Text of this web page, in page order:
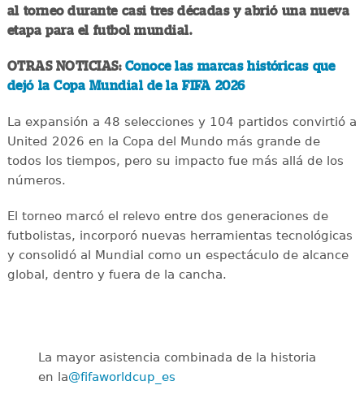
al torneo durante casi tres décadas y abrió una nueva
etapa para el futbol mundial.
OTRAS NOTICIAS: Conoce las marcas históricas que
dejó la Copa Mundial de la FIFA 2026
La expansión a 48 selecciones y 104 partidos convirtió a
United 2026 en la Copa del Mundo más grande de
todos los tiempos, pero su impacto fue más allá de los
números.
El torneo marcó el relevo entre dos generaciones de
futbolistas, incorporó nuevas herramientas tecnológicas
y consolidó al Mundial como un espectáculo de alcance
global, dentro y fuera de la cancha.
La mayor asistencia combinada de la historia
en la@fifaworldcup_es